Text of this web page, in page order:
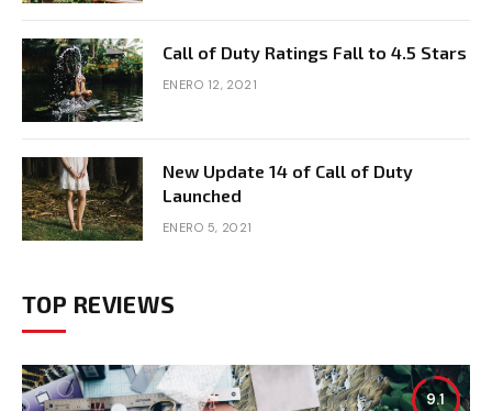
Call of Duty Ratings Fall to 4.5 Stars
ENERO 12, 2021
New Update 14 of Call of Duty
Launched
ENERO 5, 2021
TOP REVIEWS
9.1